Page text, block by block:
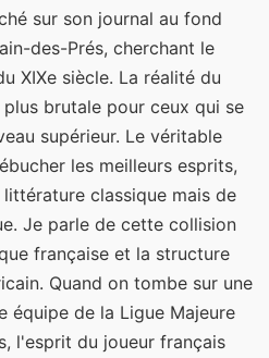
sur son journal au fond
des-Prés, cherchant le
XIXe siècle. La réalité du
brutale pour ceux qui se
supérieur. Le véritable
les meilleurs esprits,
classique mais de
Je parle de cette collision
française et la structure
Quand on tombe sur une
équipe de la Ligue Majeure
l'esprit du joueur français